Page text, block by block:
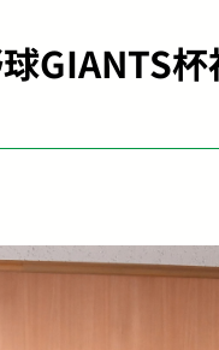
GIANTS